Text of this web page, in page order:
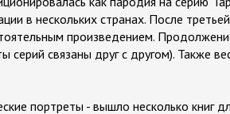
в нескольких странах. После
произведением.
серий связаны друг с другом). Также
портреты - вышло несколько книг